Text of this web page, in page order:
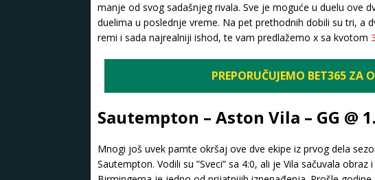
manje od svog sadašnjeg rivala. Sve je moguće u duelu ove
duelima u poslednje vreme. Na pet prethodnih dobili su tri, a
remi i sada najrealniji ishod, te vam predlažemo x sa kvotom
PREPORUČUJEMO BET365 ZA
Sautempton – Aston Vila – GG @
Mnogi još uvek pamte okršaj ove dve ekipe iz prvog dela
Sautempton. Vodili su ”Sveci” sa 4:0, ali je Vila sačuvala